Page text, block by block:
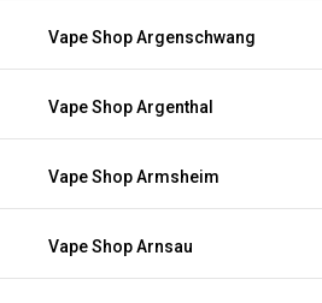
Vape Shop Argenschwang
Vape Shop Argenthal
Vape Shop Armsheim
Vape Shop Arnsau